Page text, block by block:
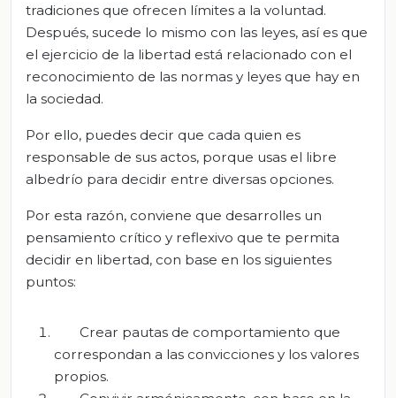
tradiciones que ofrecen límites a la voluntad.
Después, sucede lo mismo con las leyes, así es que
el ejercicio de la libertad está relacionado con el
reconocimiento de las normas y leyes que hay en
la sociedad.
Por ello, puedes decir que cada quien es
responsable de sus actos, porque usas el libre
albedrío para decidir entre diversas opciones.
Por esta razón, conviene que desarrolles un
pensamiento crítico y reflexivo que te permita
decidir en libertad, con base en los siguientes
puntos:
Crear pautas de comportamiento que
correspondan a las convicciones y los valores
propios.